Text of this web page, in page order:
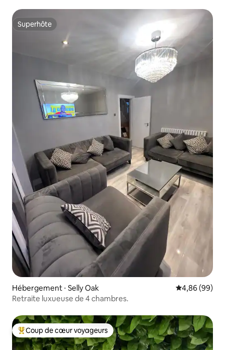
Superhôte
Superhôte
Hébergement ⋅ Selly Oak Évaluation
4,86 (99)
Retraite luxueuse de 4 chambres.
Coups de cœur voyageurs les plus appréciés
Coup de cœur voyageurs